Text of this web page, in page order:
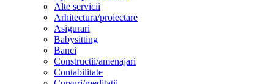
Alte servicii
Arhitectura/proiectare
Asigurari
Babysitting
Banci
Constructii/amenajari
Contabilitate